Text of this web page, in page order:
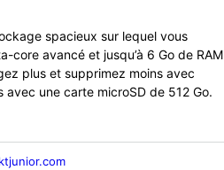
spacieux sur lequel vous
core avancé et jusqu’à 6 Go de RAM
plus et supprimez moins avec
avec une carte microSD de 512 Go.